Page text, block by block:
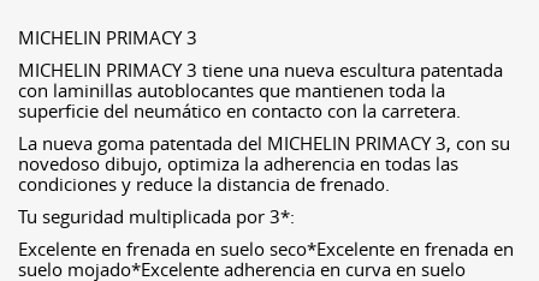
MICHELIN PRIMACY 3
MICHELIN PRIMACY 3 tiene una nueva escultura patentada
con laminillas autoblocantes que mantienen toda la
superficie del neumático en contacto con la carretera.
La nueva goma patentada del MICHELIN PRIMACY 3, con su
novedoso dibujo, optimiza la adherencia en todas las
condiciones y reduce la distancia de frenado.
Tu seguridad multiplicada por 3*:
Excelente en frenada en suelo seco*Excelente en frenada en
suelo mojado*Excelente adherencia en curva en suelo